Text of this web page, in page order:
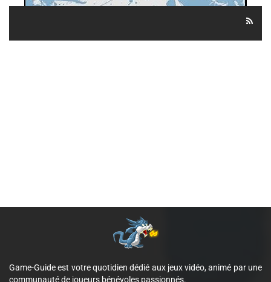
Game-Guide est votre quotidien dédié aux jeux vidéo, animé par une
communauté de joueurs bénévoles passionnés.